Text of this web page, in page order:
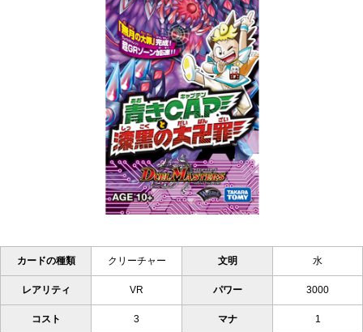
カードの種類 クリーチャー 文明 水
レアリティ VR パワー 3000
コスト 3 マナ 1